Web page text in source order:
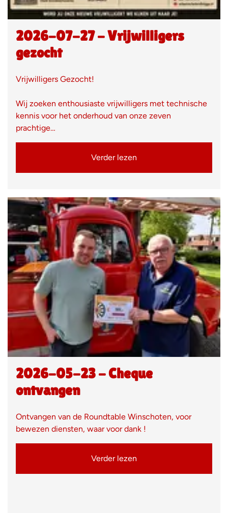
2026-07-27 - Vrijwilligers
gezocht
Vrijwilligers Gezocht!
Wij zoeken enthousiaste vrijwilligers met technische
kennis voor het onderhoud van onze zeven
prachtige…
Verder lezen
2026-05-23 - Cheque
ontvangen
Ontvangen van de Roundtable Winschoten, voor
bewezen diensten, waar voor dank !
Verder lezen